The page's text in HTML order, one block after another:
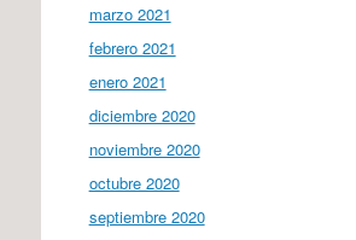
marzo 2021
febrero 2021
enero 2021
diciembre 2020
noviembre 2020
octubre 2020
septiembre 2020